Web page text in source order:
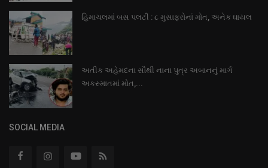
હિમાચલમાં બસ પલટી : ૮ મુસાફરોનાં મોત, અનેક ઘાયલ
અતીક અહેમદના સૌથી નાના પુત્ર અબાનનું માર્ગ
અકસ્માતમાં મોત,...
SOCIAL MEDIA